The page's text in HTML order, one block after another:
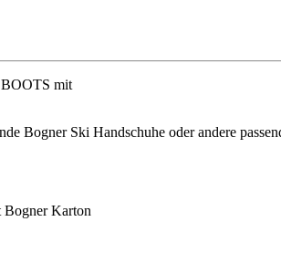
mit
Bogner Ski Handschuhe oder andere
Bogner Karton